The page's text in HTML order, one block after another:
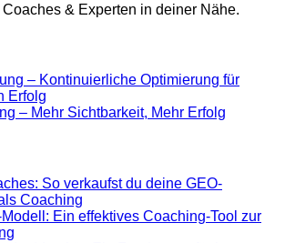
& Experten in deiner Nähe.
– Kontinuierliche Optimierung für
Erfolg
– Mehr Sichtbarkeit, Mehr Erfolg
So verkaufst du deine GEO-
Coaching
Ein effektives Coaching-Tool zur